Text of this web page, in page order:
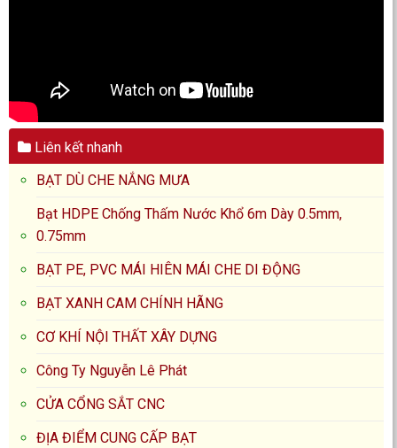
Liên kết nhanh
BẠT DÙ CHE NẮNG MƯA
Bạt HDPE Chống Thấm Nước Khổ 6m Dày 0.5mm,
0.75mm
BẠT PE, PVC MÁI HIÊN MÁI CHE DI ĐỘNG
BẠT XANH CAM CHÍNH HÃNG
CƠ KHÍ NỘI THẤT XÂY DỰNG
Công Ty Nguyễn Lê Phát
CỬA CỔNG SẮT CNC
ĐỊA ĐIỂM CUNG CẤP BẠT